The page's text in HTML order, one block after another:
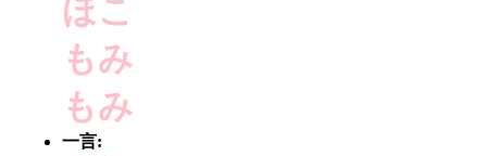
ほこ
もみ
もみ
一言: